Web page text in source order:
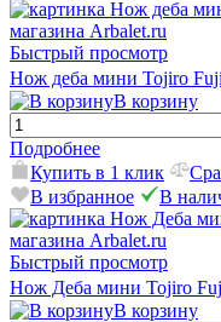
Быстрый просмотр
Нож деба мини Tojiro Fuji
В корзину
Подробнее
Купить в 1 клик
В избранное
В
Быстрый просмотр
Нож Деба мини Tojiro
В корзину